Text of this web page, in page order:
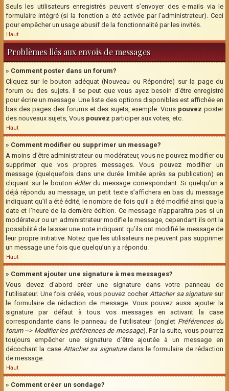
Seuls les utilisateurs enregistrés peuvent s’envoyer des e-mails via le
formulaire intégré (si la fonction a été activée par l’administrateur). Ceci
pour empêcher un usage abusif de la fonctionnalité par les invités.
Haut
Problèmes liés aux envois de messages
» Comment poster dans un forum?
Cliquez sur le bouton adéquat (Nouveau ou Répondre) sur la page du
forum ou des sujets. Il se peut que vous ayez besoin d’être enregistré
pour écrire un message. Une liste des options disponibles est affichée en
bas des pages des forums et des sujets, exemple: Vous pouvez poster
des nouveaux sujets, Vous pouvez participer aux votes, etc.
Haut
» Comment modifier ou supprimer un message?
A moins d’être administrateur ou modérateur, vous ne pouvez modifier ou
supprimer que vos propres messages. Vous pouvez modifier un
message (quelquefois dans une durée limitée après sa publication) en
cliquant sur le bouton éditerdu message correspondant. Si quelqu’un a
déjà répondu au message, un petit texte s’affichera en bas du message
indiquant qu’il a été édité, le nombre de fois qu’il a été modifié ainsi que la
date et l’heure de la dernière édition. Ce message n’apparaîtra pas si un
modérateur ou un administrateur modifie le message, cependant ils ont la
possibilité de laisser une note indiquant qu’ils ont modifié le message de
leur propre initiative. Notez que les utilisateurs ne peuvent pas supprimer
un message une fois que quelqu’un y a répondu.
Haut
» Comment ajouter une signature à mes messages?
Vous devez d’abord créer une signature dans votre panneau de
l’utilisateur. Une fois créée, vous pouvez cocher Attacher sa signaturesur
le formulaire de rédaction de message. Vous pouvez aussi ajouter la
signature par défaut à tous vos messages en activant la case
correspondante dans le panneau de l’utilisateur (onglet Préférences du
forum --> Modifier les préférences de message). Par la suite, vous pourrez
toujours empêcher une signature d’être ajoutée à un message en
décochant la case Attacher sa signaturedans le formulaire de rédaction
de message.
Haut
» Comment créer un sondage?